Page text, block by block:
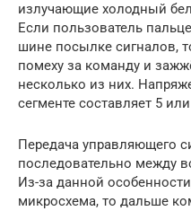
излучающие холодный
Если пользователь
шине посылке сигналов,
помеху за команду и
несколько из них.
сегменте составляет 5
Передача управляющего
последовательно между
Из-за данной
микросхема, то дальше